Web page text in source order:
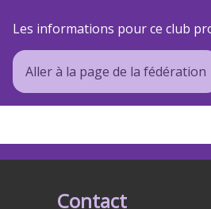
Les informations pour ce club
Aller à la page de la fédération
Contact